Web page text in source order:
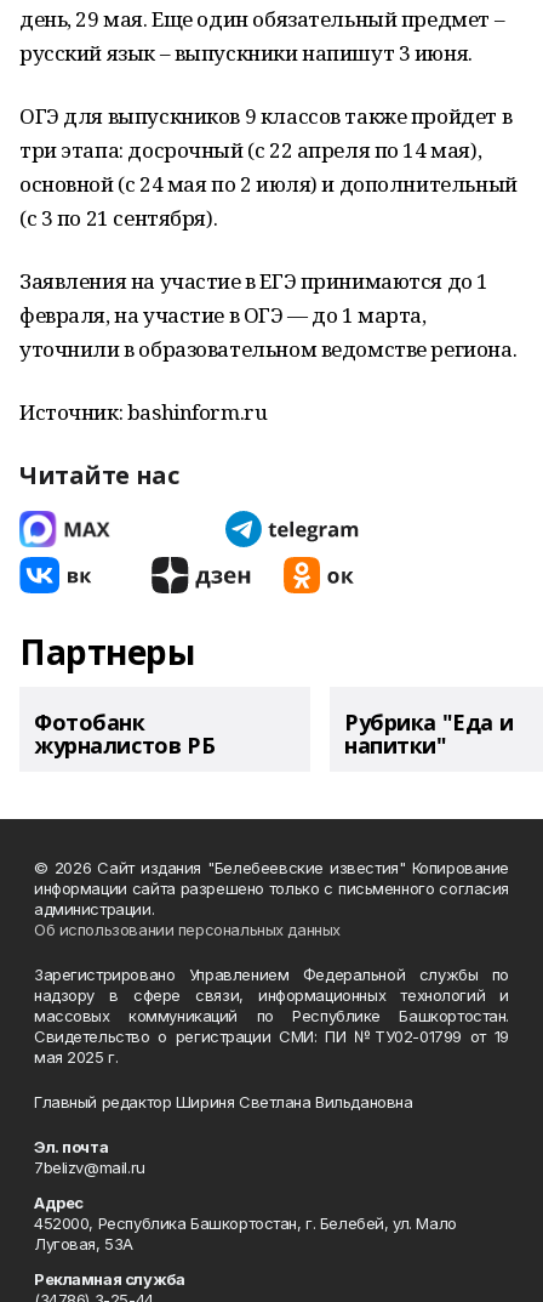
день, 29 мая. Еще один обязательный предмет –
русский язык – выпускники напишут 3 июня.
ОГЭ для выпускников 9 классов также пройдет в
три этапа: досрочный (с 22 апреля по 14 мая),
основной (с 24 мая по 2 июля) и дополнительный
(с 3 по 21 сентября).
Заявления на участие в ЕГЭ принимаются до 1
февраля, на участие в ОГЭ — до 1 марта,
уточнили в образовательном ведомстве региона.
Источник: bashinform.ru
Читайте нас
Партнеры
Фотобанк
журналистов РБ
Рубрика "Еда и
напитки"
© 2026 Сайт издания "Белебеевские известия" Копирование
информации сайта разрешено только с письменного согласия
администрации.
Об использовании персональных данных
Зарегистрировано Управлением Федеральной службы по
надзору в сфере связи, информационных технологий и
массовых коммуникаций по Республике Башкортостан.
Свидетельство о регистрации СМИ: ПИ №ТУ02-01799 от 19
мая 2025 г.
Главный редактор Шириня Светлана Вильдановна
Эл. почта
7belizv@mail.ru
Адрес
452000, Республика Башкортостан, г. Белебей, ул. Мало
Луговая, 53А
Рекламная служба